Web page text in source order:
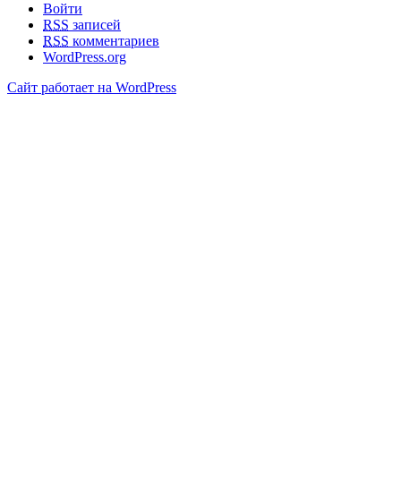
Войти
RSS записей
RSS комментариев
WordPress.org
Сайт работает на WordPress